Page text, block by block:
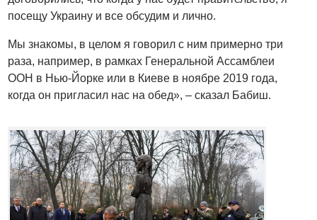
посещу Украину и все обсудим и лично.
Мы знакомы, в целом я говорил с ним примерно три
раза, например, в рамках Генеральной Ассамблеи
ООН в Нью-Йорке или в Киеве в ноябре 2019 года,
когда он пригласил нас на обед», – сказал Бабиш.